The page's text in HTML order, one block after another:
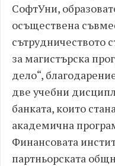
СофтУни,
осъществена
сътрудничеството
за магистърска
дело“,
две учебни
банката, които
академична
Финансовата
партньорската